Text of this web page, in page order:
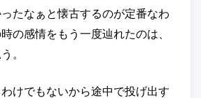
たなぁと懐古するのが定番なわ
の感情をもう一度辿れたのは、
。
けでもないから途中で投げ出す